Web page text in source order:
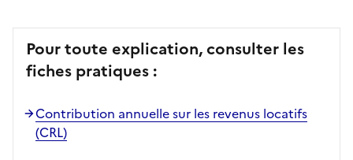
Pour toute explication, consulter les
fiches pratiques :
Contribution annuelle sur les revenus locatifs
(CRL)